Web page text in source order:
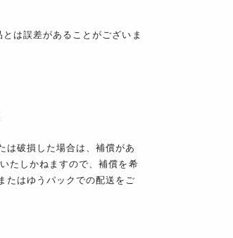
は誤差があることがございま
は破損した場合は、補償があ
たしかねますので、補償を希
たはゆうパックでの配送をご